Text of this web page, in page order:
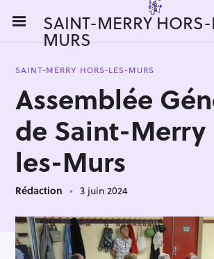
i
SAINT-MERRY
MURS
SAINT-MERRY HORS-LES-MURS
Assemblée
de Saint-Merry
les-Murs
Rédaction 3 juin 2024